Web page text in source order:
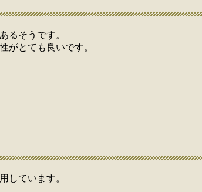
るそうです。
がとても良いです。
しています。